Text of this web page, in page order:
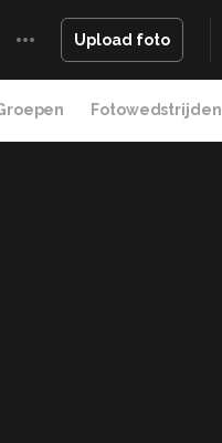
Upload foto
Fotowedstrijden